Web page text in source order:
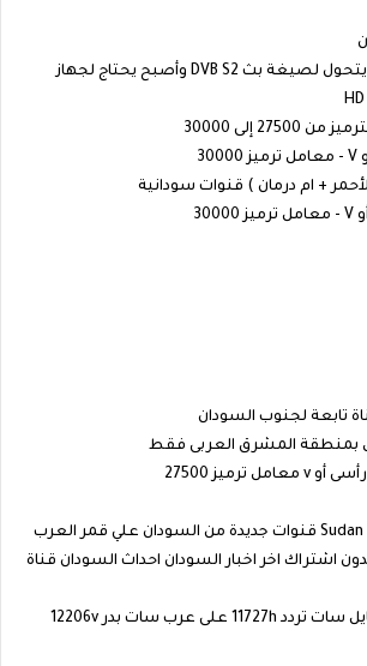
تردد الباقة السودانية يتحول لصيغة بث DVB S2 وأصبح يحتاج لجهاز
إلى 30000
+ ام درمان ) قنوات سودانية
تابعة لجنوب السودان
بمنطقة المشرق العربى فقط
تردد قناة السودان Sudan TV قنوات جديدة من السودان علي قمر العرب
اشتراك اخر اخبار السودان احداث السودان قناة
/السودانيه القوميه نايل سات تردد 11727h على عرب سات بدر 12206v